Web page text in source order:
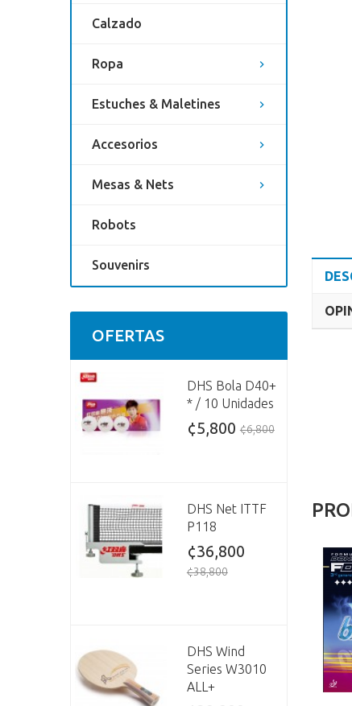
Calzado
Ropa
Estuches & Maletines
Accesorios
Mesas & Nets
Robots
Souvenirs
OFERTAS
DHS Bola D40+
* / 10 Unidades
¢5,800 ¢6,800
DHS Net ITTF
P118
¢36,800
¢38,800
DHS Wind
Series W3010
ALL+